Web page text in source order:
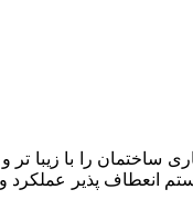
ساختمان را با زیبا
انعطاف پذیر